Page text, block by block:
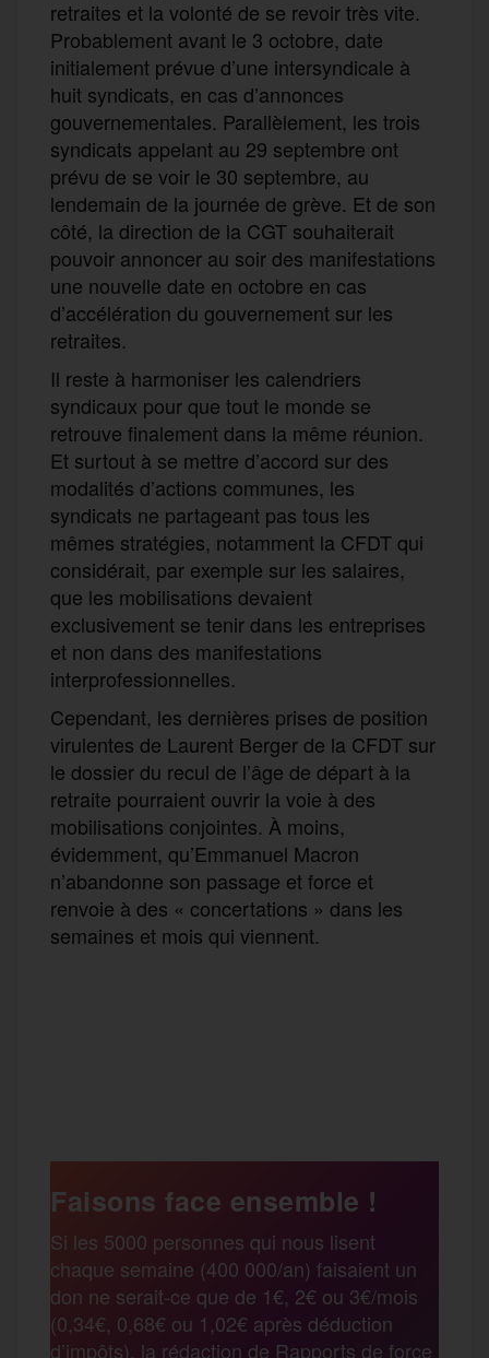
retraites et la volonté de se revoir très vite.
Probablement avant le 3 octobre, date
initialement prévue d’une intersyndicale à
huit syndicats, en cas d’annonces
gouvernementales. Parallèlement, les trois
syndicats appelant au 29 septembre ont
prévu de se voir le 30 septembre, au
lendemain de la journée de grève. Et de son
côté, la direction de la CGT souhaiterait
pouvoir annoncer au soir des manifestations
une nouvelle date en octobre en cas
d’accélération du gouvernement sur les
retraites.
Il reste à harmoniser les calendriers
syndicaux pour que tout le monde se
retrouve finalement dans la même réunion.
Et surtout à se mettre d’accord sur des
modalités d’actions communes, les
syndicats ne partageant pas tous les
mêmes stratégies, notamment la CFDT qui
considérait, par exemple sur les salaires,
que les mobilisations devaient
exclusivement se tenir dans les entreprises
et non dans des manifestations
interprofessionnelles.
Cependant, les dernières prises de position
virulentes de Laurent Berger de la CFDT sur
le dossier du recul de l’âge de départ à la
retraite pourraient ouvrir la voie à des
mobilisations conjointes. À moins,
évidemment, qu’Emmanuel Macron
n’abandonne son passage et force et
renvoie à des « concertations » dans les
semaines et mois qui viennent.
b
o
t
e
l
s
a
g
r
t
a
Faisons face ensemble !
Si les 5000 personnes qui nous lisent
chaque semaine (400 000/an) faisaient un
don ne serait-ce que de 1€, 2€ ou 3€/mois
(0,34€, 0,68€ ou 1,02€ après déduction
d’impôts), la rédaction de Rapports de force